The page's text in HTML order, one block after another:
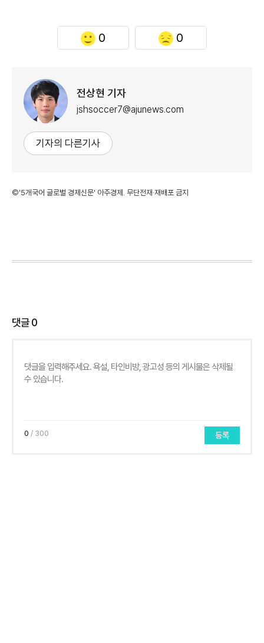
0 0
전상현 기자
jshsoccer7@ajunews.com
기자의 다른기사
©'5개국어 글로벌 경제신문' 아주경제. 무단전재·재배포 금지
댓글0
0 / 300 등록